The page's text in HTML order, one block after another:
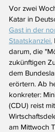
Vor zwei
Katar in
Gast in der
Staatskanzlei.
darum, die
zukünftigen
dem
erörtern. Ab
konkreter:
(CDU) reist
am Mittwoch